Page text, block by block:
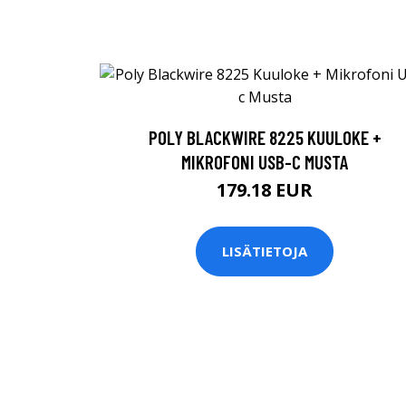
POLY BLACKWIRE 8225 KUULOKE +
MIKROFONI USB-C MUSTA
179.18 EUR
LISÄTIETOJA